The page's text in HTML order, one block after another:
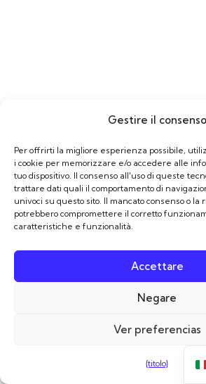
Gestire il consenso
Per offrirti la migliore esperienza possibile,
i cookie per memorizzare e/o accedere alle
tuo dispositivo. Il consenso all'uso di queste
trattare dati quali il comportamento di
univoci su questo sito. Il mancato consenso o la
potrebbero compromettere il corretto
caratteristiche e funzionalità.
Accettare
Negare
Ver preferencias
{titolo}